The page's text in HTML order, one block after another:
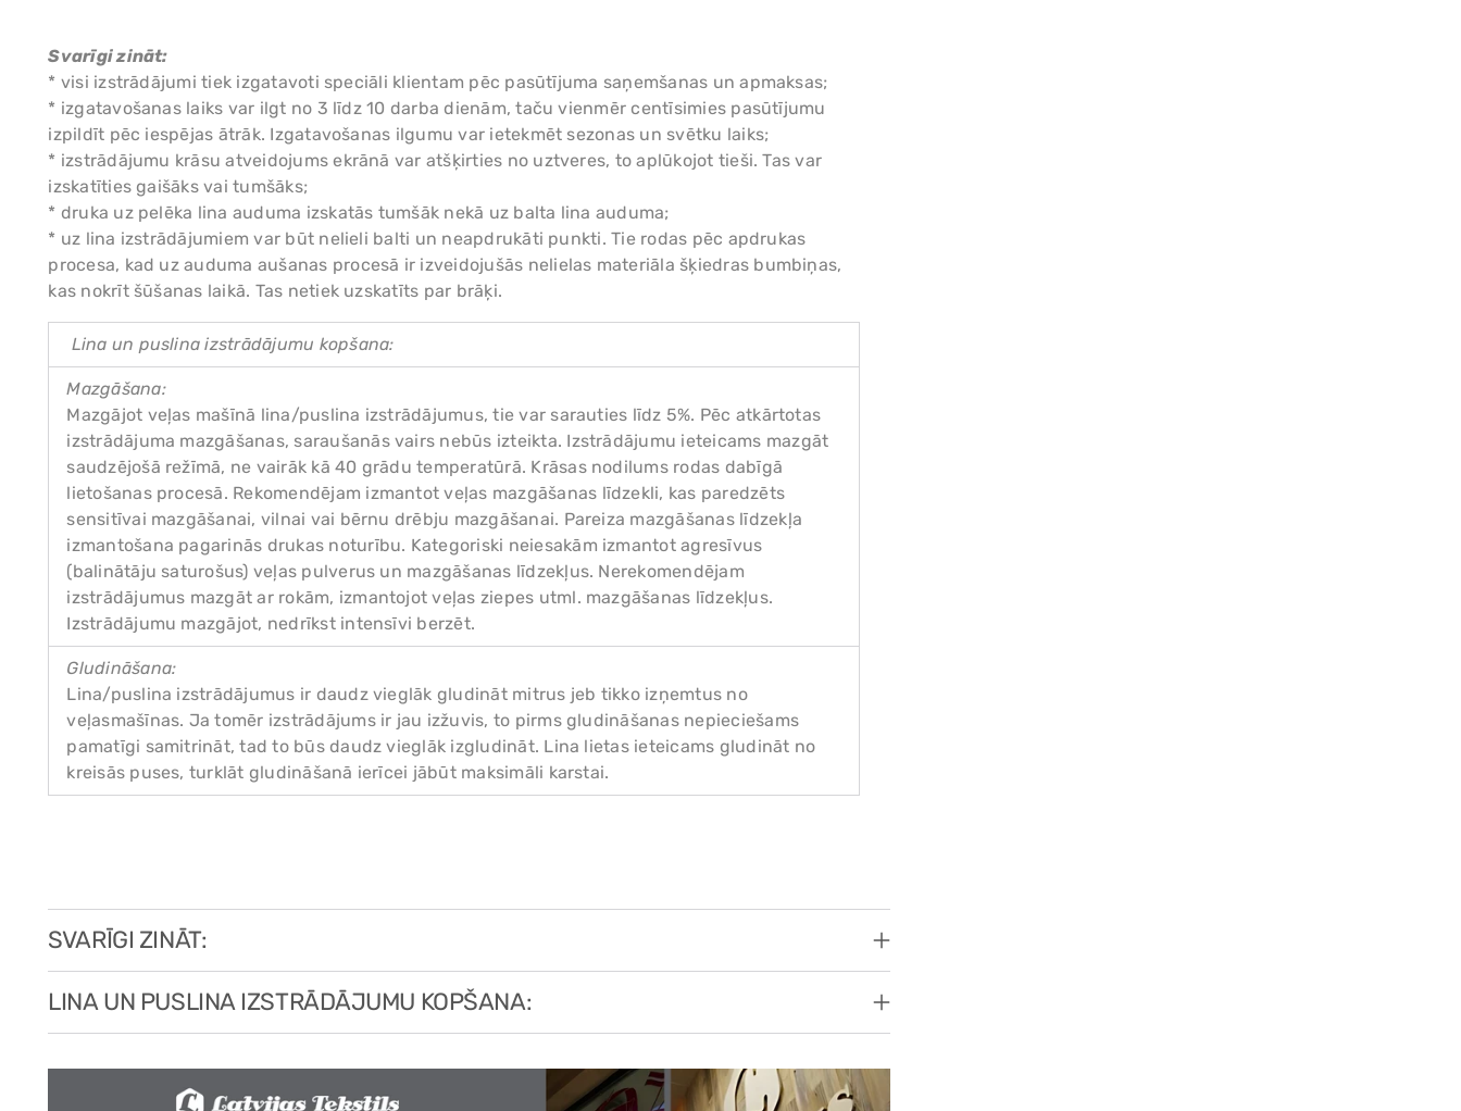
Svarīgi zināt:
* visi izstrādājumi tiek izgatavoti speciāli klientam pēc pasūtījuma saņemšanas un apmaksas;
* izgatavošanas laiks var ilgt no 3 līdz 10 darba dienām, taču vienmēr centīsimies pasūtījumu
izpildīt pēc iespējas ātrāk. Izgatavošanas ilgumu var ietekmēt sezonas un svētku laiks;
* izstrādājumu krāsu atveidojums ekrānā var atšķirties no uztveres, to aplūkojot tieši. Tas var
izskatīties gaišāks vai tumšāks;
* druka uz pelēka lina auduma izskatās tumšāk nekā uz balta lina auduma;
* uz lina izstrādājumiem var būt nelieli balti un neapdrukāti punkti. Tie rodas pēc apdrukas
procesa, kad uz auduma aušanas procesā ir izveidojušās nelielas materiāla šķiedras bumbiņas,
kas nokrīt šūšanas laikā. Tas netiek uzskatīts par brāķi.
Lina un puslina izstrādājumu kopšana:
Mazgāšana:
Mazgājot veļas mašīnā lina/puslina izstrādājumus, tie var sarauties līdz 5%. Pēc atkārtotas
izstrādājuma mazgāšanas, saraušanās vairs nebūs izteikta. Izstrādājumu ieteicams mazgāt
saudzējošā režīmā, ne vairāk kā 40 grādu temperatūrā. Krāsas nodilums rodas dabīgā
lietošanas procesā. Rekomendējam izmantot veļas mazgāšanas līdzekli, kas paredzēts
sensitīvai mazgāšanai, vilnai vai bērnu drēbju mazgāšanai. Pareiza mazgāšanas līdzekļa
izmantošana pagarinās drukas noturību. Kategoriski neiesakām izmantot agresīvus
(balinātāju saturošus) veļas pulverus un mazgāšanas līdzekļus. Nerekomendējam
izstrādājumus mazgāt ar rokām, izmantojot veļas ziepes utml. mazgāšanas līdzekļus.
Izstrādājumu mazgājot, nedrīkst intensīvi berzēt.
Gludināšana:
Lina/puslina izstrādājumus ir daudz vieglāk gludināt mitrus jeb tikko izņemtus no
veļasmašīnas. Ja tomēr izstrādājums ir jau izžuvis, to pirms gludināšanas nepieciešams
pamatīgi samitrināt, tad to būs daudz vieglāk izgludināt. Lina lietas ieteicams gludināt no
kreisās puses, turklāt gludināšanā ierīcei jābūt maksimāli karstai.
SVARĪGI ZINĀT:
LINA UN PUSLINA IZSTRĀDĀJUMU KOPŠANA: